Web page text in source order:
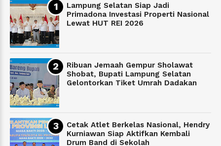
Lampung Selatan Siap Jadi
Primadona Investasi Properti Nasional
Lewat HUT REI 2026
Ribuan Jemaah Gempur Sholawat
Shobat, Bupati Lampung Selatan
Gelontorkan Tiket Umrah Dadakan
Cetak Atlet Berkelas Nasional, Hendry
Kurniawan Siap Aktifkan Kembali
Drum Band di Sekolah